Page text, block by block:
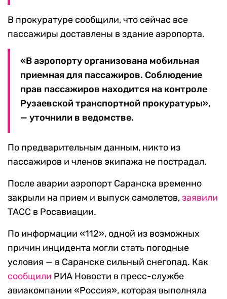
В прокуратуре сообщили, что сейчас все
пассажиры доставлены в здание аэропорта.
«В аэропорту организована мобильная
приемная для пассажиров. Соблюдение
прав пассажиров находится на контроле
Рузаевской транспортной прокуратуры»,
— уточнили в ведомстве.
По предварительным данным, никто из
пассажиров и членов экипажа не пострадал.
После аварии аэропорт Саранска временно
закрыли на прием и выпуск самолетов,заявили
ТАСС в Росавиации.
По информации «112», одной из возможных
причин инцидента могли стать погодные
условия — в Саранске сильный снегопад. Как
сообщили РИА Новости в пресс-службе
авиакомпании «Россия», которая выполняла